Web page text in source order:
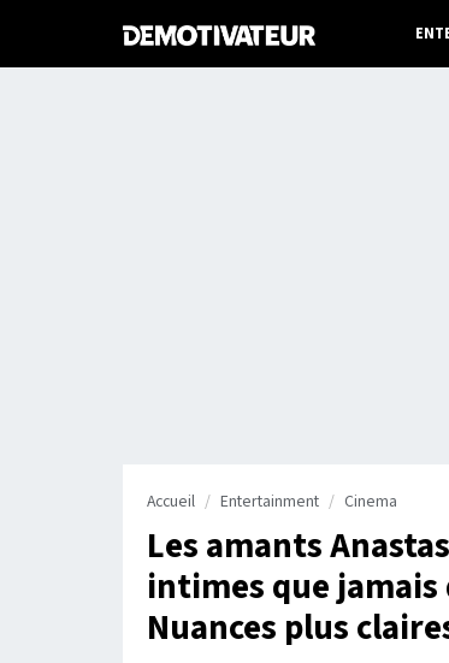
Accueil Entertainment Cinema
Les amants
intimes que jamais
Nuances plus